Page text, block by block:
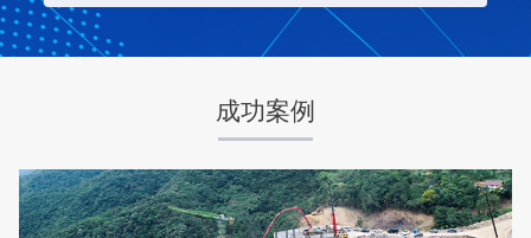
成功案例
项目业主
中昇东浩荆门建材
生产原料
石灰石
咨询该项目执行经理